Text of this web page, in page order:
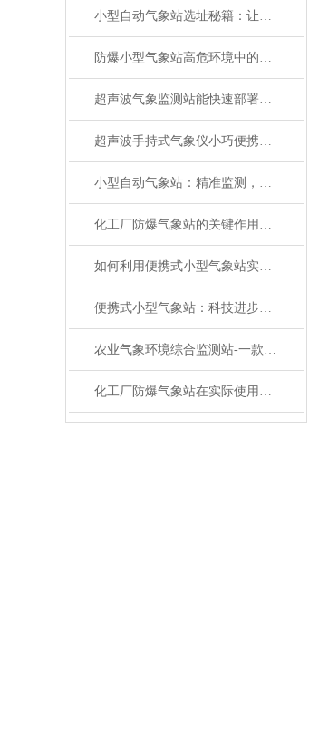
小型自动气象站选址秘籍：让数据精准“扎根”
防爆小型气象站高危环境中的安全气象守护者
超声波气象监测站能快速部署的智慧气象设备
超声波手持式气象仪小巧便携的“气象小能手”
小型自动气象站：精准监测，助力多领域应用
化工厂防爆气象站的关键作用与运行管理
如何利用便携式小型气象站实现精准气象监测？
便携式小型气象站：科技进步带来的便利
农业气象环境综合监测站-一款春风化雨的室外超声波气象站#2022已更新
化工厂防爆气象站在实际使用中有着7大功能特点